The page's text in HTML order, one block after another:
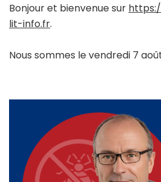
Bonjour et bienvenue sur
lit-info.fr.
Nous sommes le vendredi 7 août